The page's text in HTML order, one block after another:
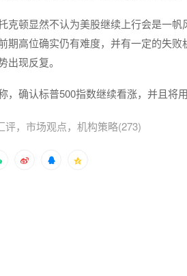
克顿显然不认为美股继续上行会是一
期高位确实仍有难度，并有一定的失
出现反复。
，确认标普500指数继续看涨，并且将
评，市场观点，机构策略(273)